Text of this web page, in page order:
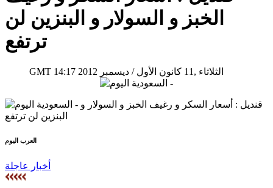
الخبز و السولار و البنزين لن
ترتفع
GMT 14:17 2012 الثلاثاء ,11 كانون الأول / ديسمبر
العرب اليوم
أخبار عاجلة